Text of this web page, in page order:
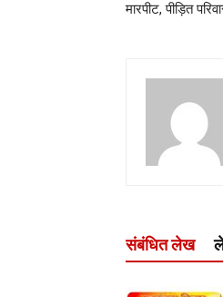
मारपीट, पीड़ित
संबंधित लेख